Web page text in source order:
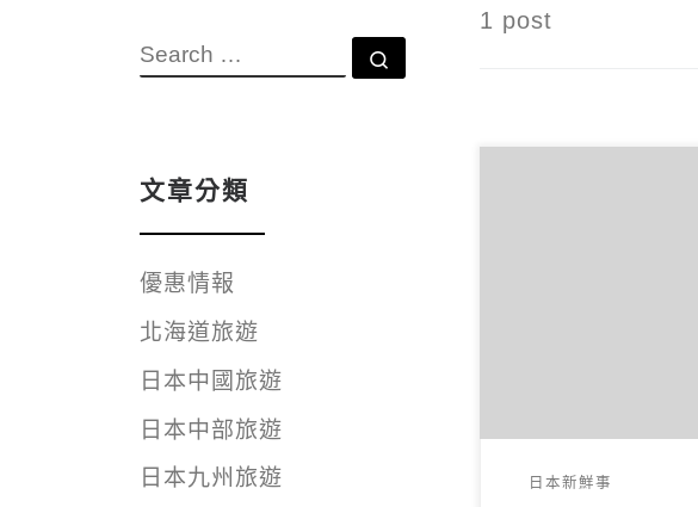
1 post
日本新鮮事
SEARCH
文章分類
優惠情報
北海道旅遊
日本中國旅遊
日本中部旅遊
日本九州旅遊